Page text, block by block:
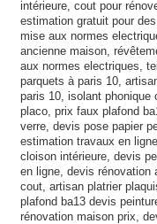
intérieure, cout pour
estimation gratuit pour
mise aux normes
ancienne maison,
aux normes electriques,
parquets à paris 10,
paris 10, isolant phonique
placo, prix faux plafond
verre, devis pose papier
estimation travaux en
cloison intérieure, devis
en ligne, devis rénovation
cout, artisan platrier
plafond ba13 devis
rénovation maison prix,